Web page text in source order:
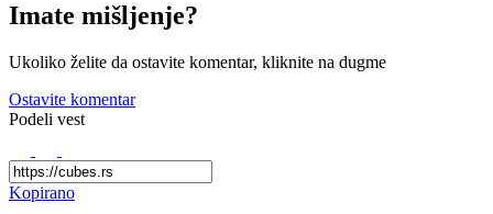
Imate mišljenje?
Ukoliko želite da ostavite komentar, kliknite na dugme
Ostavite komentar
Podeli vest
Kopirano